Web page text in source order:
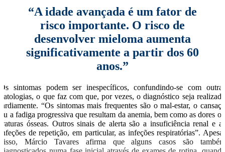
“A idade avançada é um fator de
risco importante. O risco de
desenvolver mieloma aumenta
significativamente a partir dos 60
anos.”
Os sintomas podem ser inespecíficos, confundindo-se com outras
patologias, o que faz com que, por vezes, o diagnóstico seja realizado
tardiamente. “Os sintomas mais frequentes são o mal-estar, o cansaço
ou a fadiga progressiva que resultam da anemia, bem como as dores ou
fraturas ósseas. Outros sinais de alerta são a insuficiência renal e as
infeções de repetição, em particular, as infeções respiratórias”. Apesar
disso, Márcio Tavares afirma que alguns casos são também